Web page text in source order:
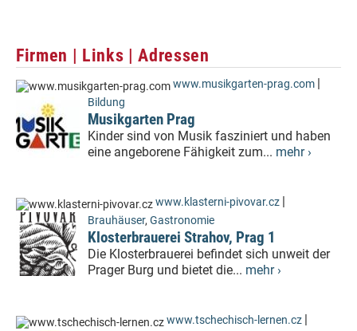
Firmen | Links | Adressen
www.musikgarten-prag.com |
Bildung
Musikgarten Prag
Kinder sind von Musik fasziniert und haben
eine angeborene Fähigkeit zum... mehr ›
www.klasterni-pivovar.cz |
Brauhäuser, Gastronomie
Klosterbrauerei Strahov, Prag 1
Die Klosterbrauerei befindet sich unweit der
Prager Burg und bietet die... mehr ›
www.tschechisch-lernen.cz |